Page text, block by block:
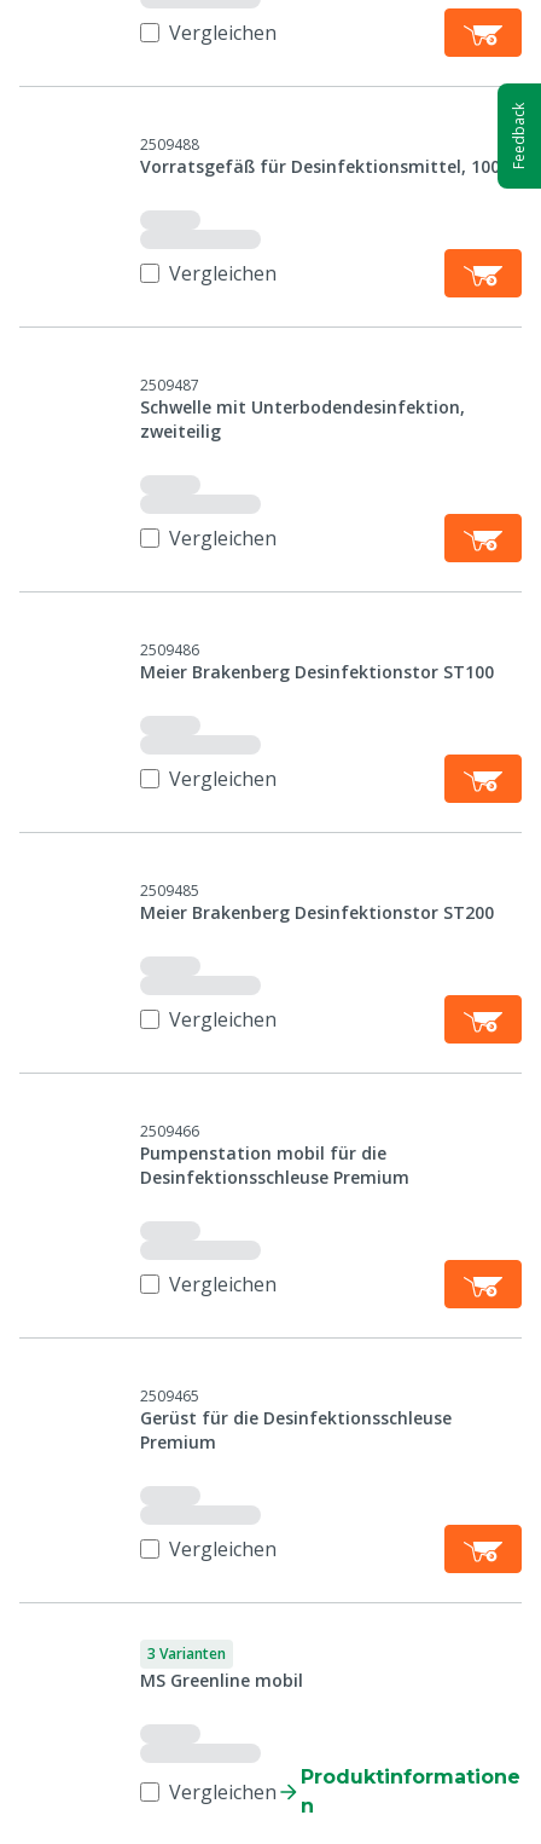
Vergleichen
2509488
Vorratsgefäß für Desinfektionsmittel, 1000 l
Vergleichen
2509487
Schwelle mit Unterbodendesinfektion,
zweiteilig
Vergleichen
2509486
Meier Brakenberg Desinfektionstor ST100
Vergleichen
2509485
Meier Brakenberg Desinfektionstor ST200
Vergleichen
2509466
Pumpenstation mobil für die
Desinfektionsschleuse Premium
Vergleichen
2509465
Gerüst für die Desinfektionsschleuse
Premium
Vergleichen
3 Varianten
MS Greenline mobil
Vergleichen
Produktinformatione
n
Feedback